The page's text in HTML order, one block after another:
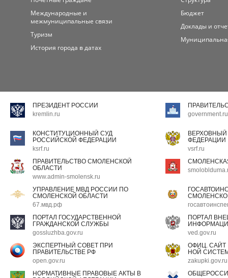
Международные и
межмуниципальные связи
Туризм
История города в датах
Бюджет
Доклады и
ПРЕЗИДЕНТ РОССИИ
kremlin.ru
government.ru
КОНСТИТУЦИОННЫЙ СУД
РОССИЙСКОЙ ФЕДЕРАЦИИ
ksrf.ru
ФЕДЕРАЦИИ
vsrf.ru
ПРАВИТЕЛЬСТВО СМОЛЕНСКОЙ
ОБЛАСТИ
www.admin-smolensk.ru
УПРАВЛЕНИЕ МВД РОССИИ ПО
СМОЛЕНСКОЙ ОБЛАСТИ
67.мвд.рф
ПОРТАЛ ГОСУДАРСТВЕННОЙ
ГРАЖДАНСКОЙ СЛУЖБЫ
gossluzhba.gov.ru
ПОРТАЛ
ved.gov.ru
ЭКСПЕРТНЫЙ СОВЕТ ПРИ
ПРАВИТЕЛЬСТВЕ РФ
open.gov.ru
ОФИЦ.
НОЙ
zakupki.gov.ru
НОРМАТИВНЫЕ ПРАВОВЫЕ АКТЫ В